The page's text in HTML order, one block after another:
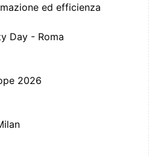
ed efficienza
Day - Roma
2026